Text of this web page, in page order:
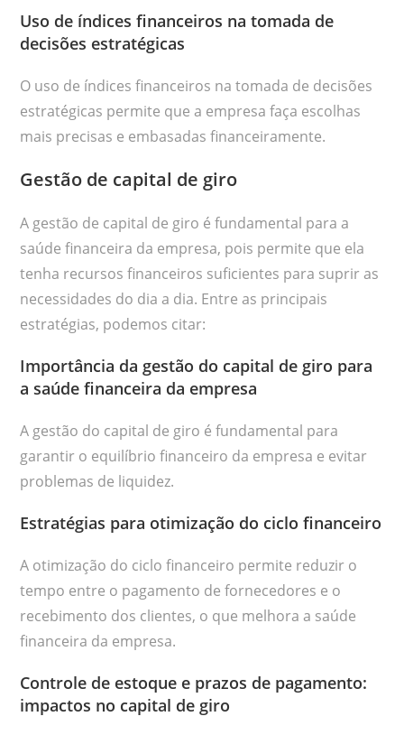
Uso de índices financeiros na tomada de
decisões estratégicas
O uso de índices financeiros na tomada de decisões
estratégicas permite que a empresa faça escolhas
mais precisas e embasadas financeiramente.
Gestão de capital de giro
A gestão de capital de giro é fundamental para a
saúde financeira da empresa, pois permite que ela
tenha recursos financeiros suficientes para suprir as
necessidades do dia a dia. Entre as principais
estratégias, podemos citar:
Importância da gestão do capital de giro para
a saúde financeira da empresa
A gestão do capital de giro é fundamental para
garantir o equilíbrio financeiro da empresa e evitar
problemas de liquidez.
Estratégias para otimização do ciclo financeiro
A otimização do ciclo financeiro permite reduzir o
tempo entre o pagamento de fornecedores e o
recebimento dos clientes, o que melhora a saúde
financeira da empresa.
Controle de estoque e prazos de pagamento:
impactos no capital de giro